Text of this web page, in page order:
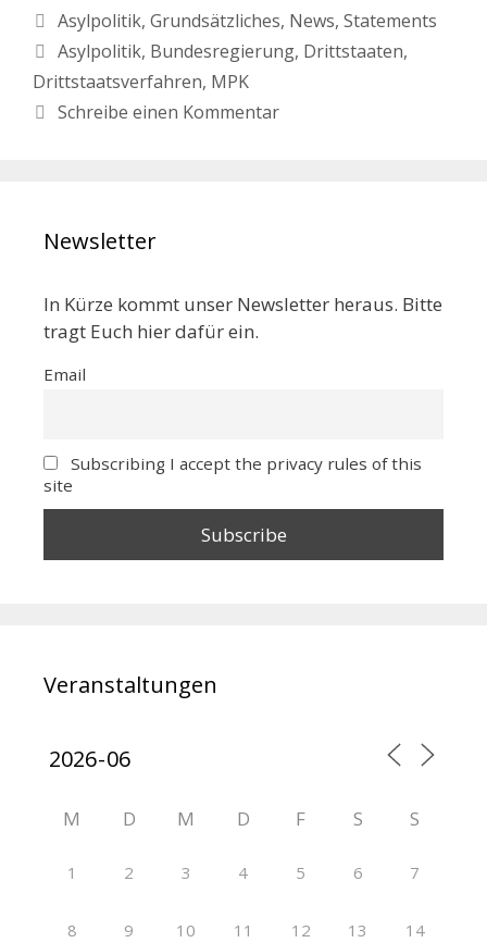
Asylpolitik, Grundsätzliches, News, Statements
Asylpolitik, Bundesregierung, Drittstaaten,
Drittstaatsverfahren, MPK
Schreibe einen Kommentar
Newsletter
In Kürze kommt unser Newsletter heraus. Bitte
tragt Euch hier dafür ein.
Email
Subscribing I accept the privacy rules of this
site
Veranstaltungen
M D M D F S S
1 2 3 4 5 6 7
8 9 10 11 12 13 14